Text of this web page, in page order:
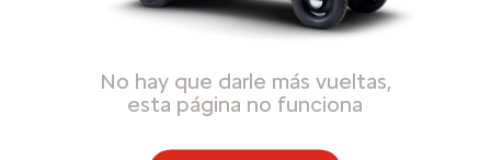
No hay que darle más vueltas,
esta página no funciona